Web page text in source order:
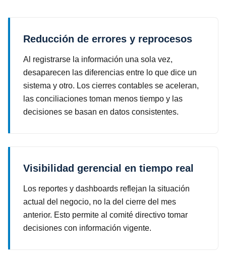
Reducción de errores y reprocesos
Al registrarse la información una sola vez,
desaparecen las diferencias entre lo que dice un
sistema y otro. Los cierres contables se aceleran,
las conciliaciones toman menos tiempo y las
decisiones se basan en datos consistentes.
Visibilidad gerencial en tiempo real
Los reportes y dashboards reflejan la situación
actual del negocio, no la del cierre del mes
anterior. Esto permite al comité directivo tomar
decisiones con información vigente.